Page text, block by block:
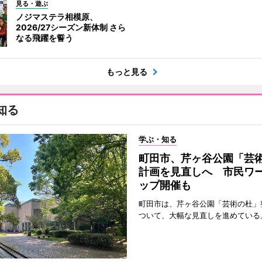
見る・遊ぶ
ノジマステラ相模原、
2026/27シーズン新体制 さら
なる飛躍を誓う
もっと見る
る
学ぶ・知る
町田市、芹ヶ谷公園「芸
計画を見直しへ 市民ワ
ップ開催も
町田市は、芹ヶ谷公園「芸術の杜
ついて、大幅な見直しを進めている